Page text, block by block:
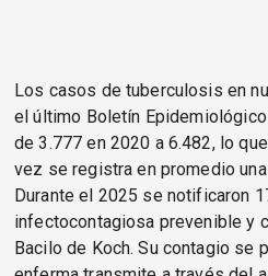
Los casos de tuberculosis en
el último Boletín
de 3.777 en 2020 a 6.482, lo
vez se registra en promedio
Durante el 2025 se notificaron
infectocontagiosa prevenible y
Bacilo de Koch. Su contagio se